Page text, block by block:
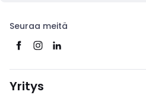
Seuraa meitä
Yritys